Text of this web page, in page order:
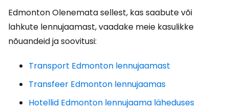
Edmonton Olenemata sellest, kas saabute või
lahkute lennujaamast, vaadake meie kasulikke
nõuandeid ja soovitusi:
Transport Edmonton lennujaamast
Transfeer Edmonton lennujaamas
Hotellid Edmonton lennujaama läheduses